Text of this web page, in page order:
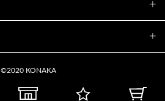
©2020 KONAKA